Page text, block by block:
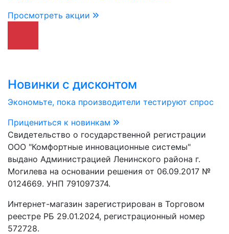
Просмотреть акции
Новинки с дисконтом
Экономьте, пока производители тестируют спрос
Прицениться к новинкам
Свидетельство о государственной регистрации
ООО "Комфортные инновационные системы"
выдано Администрацией Ленинского района г.
Могилева на основании решения от 06.09.2017 №
0124669. УНП 791097374.
Интернет-магазин зарегистрирован в Торговом
реестре РБ 29.01.2024, регистрационный номер
572728.